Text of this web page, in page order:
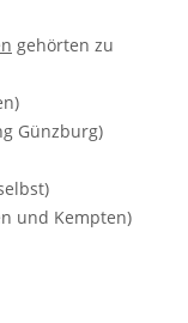
gehörten zu
Günzburg)
und Kempten)